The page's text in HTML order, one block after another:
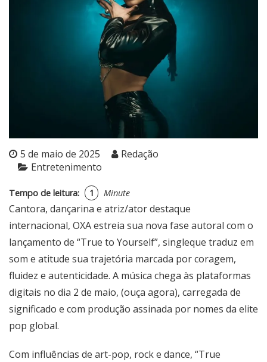
5 de maio de 2025
Redação
Entretenimento
Tempo de leitura: 1 Minute
Cantora, dançarina e atriz/ator destaque
internacional, OXA estreia sua nova fase autoral com o
lançamento de “True to Yourself”, singleque traduz em
som e atitude sua trajetória marcada por coragem,
fluidez e autenticidade. A música chega às plataformas
digitais no dia 2 de maio, (ouça agora), carregada de
significado e com produção assinada por nomes da elite
pop global.
Com influências de art-pop, rock e dance, “True